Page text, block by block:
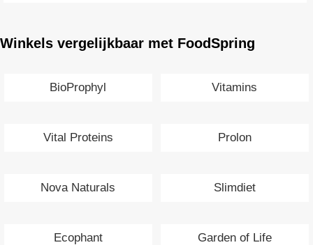
Winkels vergelijkbaar met FoodSpring
BioProphyl Vitamins
Vital Proteins Prolon
Nova Naturals Slimdiet
Ecophant Garden of Life